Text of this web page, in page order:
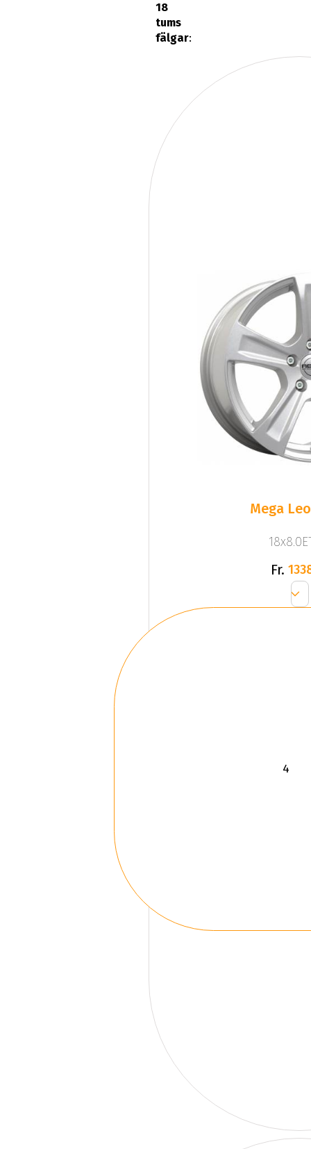
18
tums
fälgar:
Mega
Fr.